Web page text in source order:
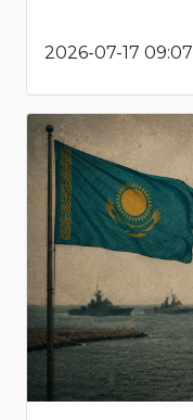
2026-07-17 09:07